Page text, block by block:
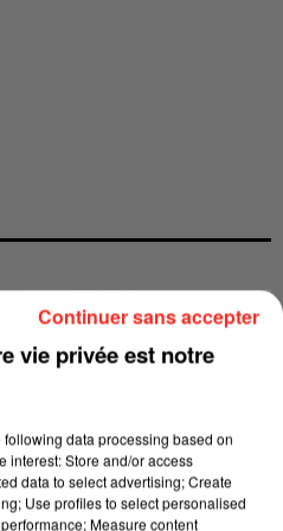
vie privée est notre
following data processing based on
interest: Store and/or access
data to select advertising; Create
Use profiles to select personalised
Measure content
Continuer sans accepter